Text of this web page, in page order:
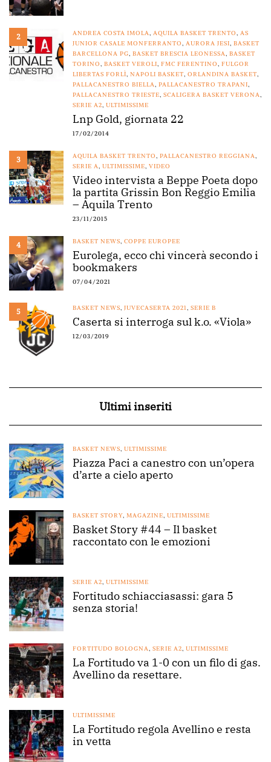
2 ANDREA COSTA IMOLA, AQUILA BASKET TRENTO, AS
JUNIOR CASALE MONFERRANTO, AURORA JESI, BASKET
BARCELLONA PG, BASKET BRESCIA LEONESSA, BASKET
TORINO, BASKET VEROLI, FMC FERENTINO, FULGOR
LIBERTAS FORLÌ, NAPOLI BASKET, ORLANDINA BASKET,
PALLACANESTRO BIELLA, PALLACANESTRO TRAPANI,
PALLACANESTRO TRIESTE, SCALIGERA BASKET VERONA,
SERIE A2, ULTIMISSIME
Lnp Gold, giornata 22
17/02/2014
3 AQUILA BASKET TRENTO, PALLACANESTRO REGGIANA,
SERIE A, ULTIMISSIME, VIDEO
Video intervista a Beppe Poeta dopo
la partita Grissin Bon Reggio Emilia
– Aquila Trento
23/11/2015
4 BASKET NEWS, COPPE EUROPEE
Eurolega, ecco chi vincerà secondo i
bookmakers
07/04/2021
5 BASKET NEWS, JUVECASERTA 2021, SERIE B
Caserta si interroga sul k.o. «Viola»
12/03/2019
Ultimi inseriti
BASKET NEWS, ULTIMISSIME
Piazza Paci a canestro con un’opera
d’arte a cielo aperto
BASKET STORY, MAGAZINE, ULTIMISSIME
Basket Story #44 – Il basket
raccontato con le emozioni
SERIE A2, ULTIMISSIME
Fortitudo schiacciasassi: gara 5
senza storia!
FORTITUDO BOLOGNA, SERIE A2, ULTIMISSIME
La Fortitudo va 1-0 con un filo di gas.
Avellino da resettare.
ULTIMISSIME
La Fortitudo regola Avellino e resta
in vetta